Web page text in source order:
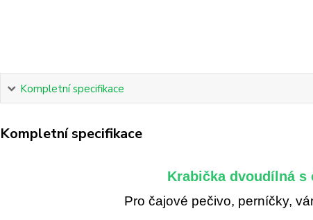
Kompletní specifikace
Kompletní specifikace
Krabička dvoudílná s
Pro čajové pečivo, perníčky,